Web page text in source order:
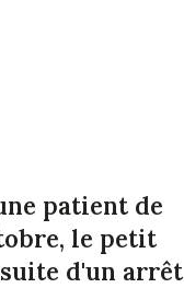
patient de
le petit
d'un arrêt